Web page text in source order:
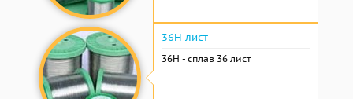
36Н лист
36Н - сплав 36 лист